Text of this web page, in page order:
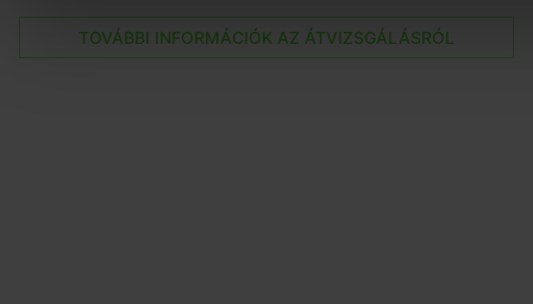
TOVÁBBI INFORMÁCIÓK AZ ÁTVIZSGÁLÁSRÓL